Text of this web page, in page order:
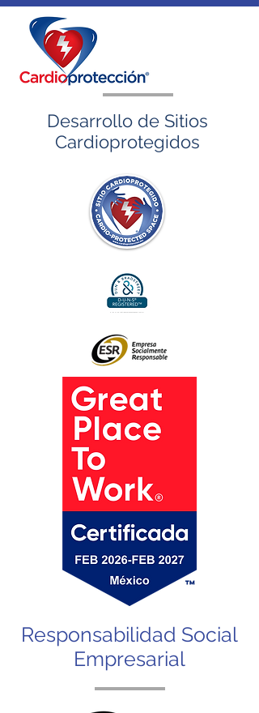
Desarrollo de Sitios
Cardioprotegidos
Responsabilidad Social
Empresarial